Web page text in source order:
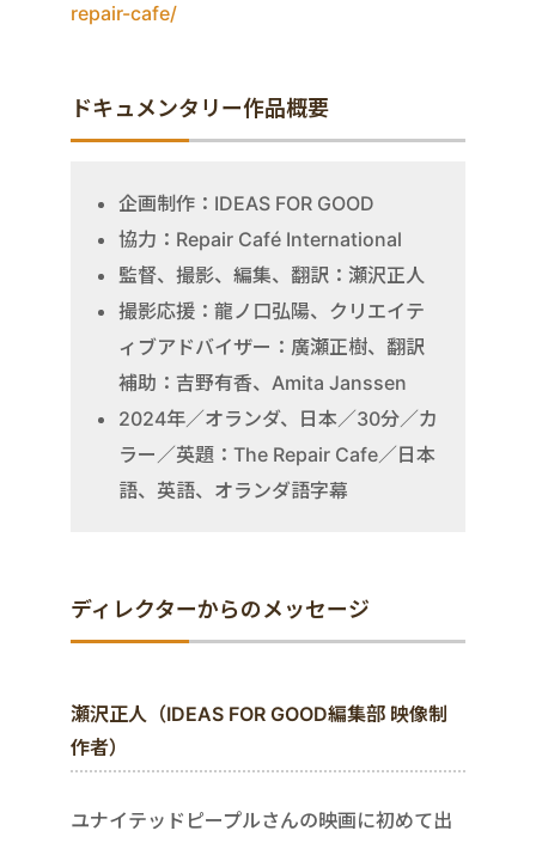
repair-cafe/
ドキュメンタリー作品概要
企画制作：IDEAS FOR GOOD
協力：Repair Café International
監督、撮影、編集、翻訳：瀬沢正人
撮影応援：龍ノ口弘陽、クリエイテ
ィブアドバイザー：廣瀬正樹、翻訳
補助：吉野有香、Amita Janssen
2024年／オランダ、日本／30分／カ
ラー／英題：The Repair Cafe／日本
語、英語、オランダ語字幕
ディレクターからのメッセージ
瀬沢正人（IDEAS FOR GOOD編集部 映像制
作者）
ユナイテッドピープルさんの映画に初めて出